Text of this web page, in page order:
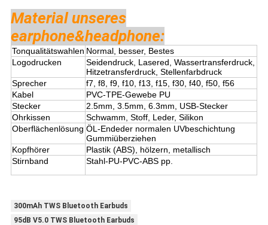
Material unseres
earphone&headphone:
Tonqualitätswahlen Normal, besser, Bestes
Logodrucken
Seidendruck, Lasered, Wassertransferdruck,
Hitzetransferdruck, Stellenfarbdruck
Sprecher
f7, f8, f9, f10, f13, f15, f30, f40, f50, f56
Kabel
PVC-TPE-Gewebe PU
Stecker
2.5mm, 3.5mm, 6.3mm, USB-Stecker
Ohrkissen
Schwamm, Stoff, Leder, Silikon
Oberflächenlösung ÖL-Endeder normalen UVbeschichtung
Gummiüberziehen
Kopfhörer
Plastik (ABS), hölzern, metallisch
Stirnband
Stahl-PU-PVC-ABS pp.
300mAh TWS Bluetooth Earbuds
95dB V5.0 TWS Bluetooth Earbuds